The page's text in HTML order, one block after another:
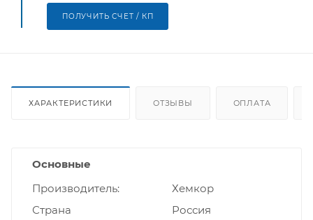
ПОЛУЧИТЬ СЧЕТ / КП
ХАРАКТЕРИСТИКИ ОТЗЫВЫ ОПЛАТА
Основные
Производитель
Хемкор
Страна
Россия